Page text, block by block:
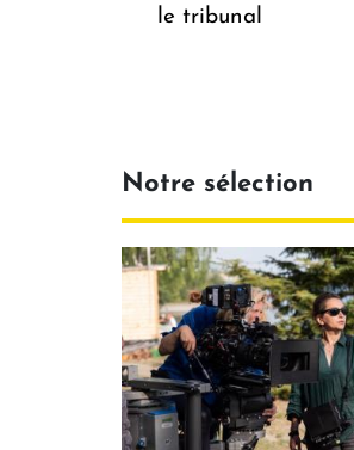
le tribunal
Notre sélection